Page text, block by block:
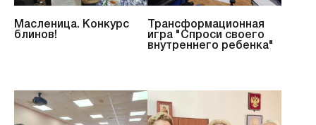
Масленица. Конкурс
блинов!
Трансформационная
игра "Спроси своего
внутреннего ребенка"